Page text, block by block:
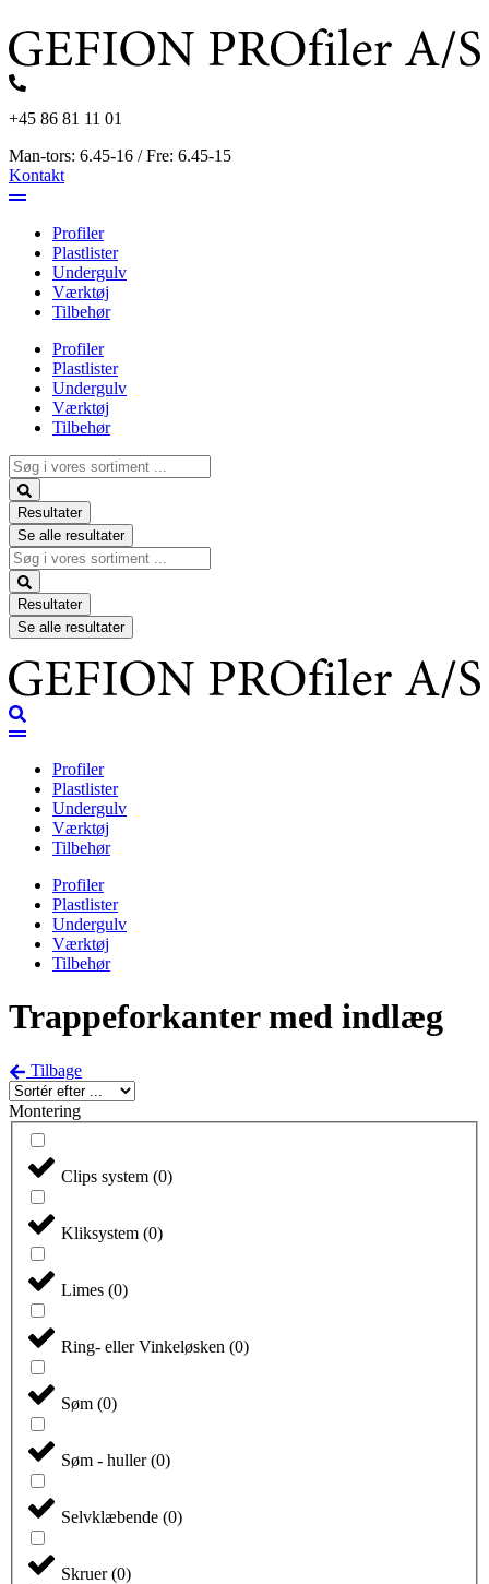
til
indhold
+45 86 81 11 01
Man-tors: 6.45-16 / Fre: 6.45-15
Kontakt
Profiler
Plastlister
Undergulv
Værktøj
Tilbehør
Profiler
Plastlister
Undergulv
Værktøj
Tilbehør
Search
...
Resultater
Se alle resultater
Search
...
Resultater
Se alle resultater
Profiler
Plastlister
Undergulv
Værktøj
Tilbehør
Profiler
Plastlister
Undergulv
Værktøj
Tilbehør
Trappeforkanter med indlæg
Tilbage
Montering
Clips system (0)
Kliksystem (0)
Limes (0)
Ring- eller Vinkeløsken (0)
Søm (0)
Søm - huller(0)
Selvklæbende (0)
Skruer(0)